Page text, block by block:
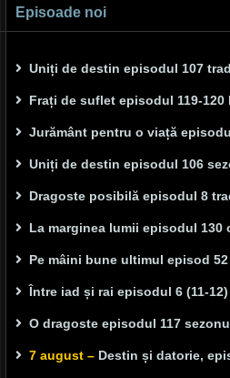
Episoade noi
Uniți de destin episodul 107
Frați de suflet episodul 119-120
Jurământ pentru o viață
Uniți de destin episodul 106
Dragoste posibilă episodul 8
La marginea lumii episodul 130
Pe mâini bune ultimul episod
Între iad și rai episodul 6 (11-
O dragoste episodul 117
7 august – Destin și datorie,